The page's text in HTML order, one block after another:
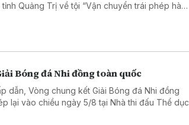
Quảng Trị về tội “Vận chuyển trái phép hàng
Bóng đá Nhi đồng toàn quốc
dẫn, Vòng chung kết Giải Bóng đá Nhi đồng
lại vào chiều ngày 5/8 tại Nhà thi đấu Thể dục